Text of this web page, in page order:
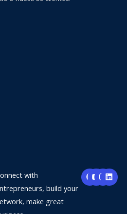
with
build your
make great
F
a
c
Y
o
u
I
n
s
L
i
n